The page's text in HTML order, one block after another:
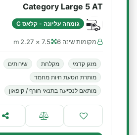
Category Large 5 AT
גומחה עליונה - קלאס C
מקומות שינה 6 7.5 × 2.27 m
מזגן קדמי מקלחת
שירותים
מותרת הסעת חיות מחמד
מותאם לנסיעה בתנאי חורף / קיפאון